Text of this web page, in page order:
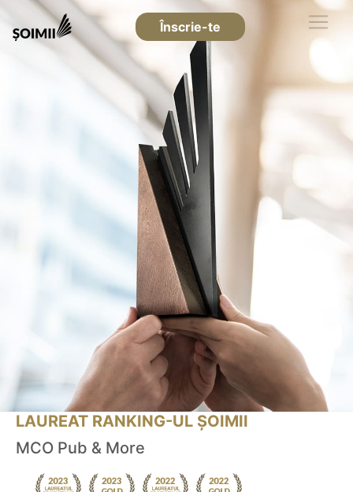
Înscrie-te
LAUREAT RANKING-UL ȘOIMII
MCO Pub & More